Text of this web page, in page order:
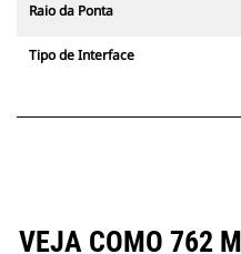
Raio da Ponta
Tipo de Interface
VEJA COMO 762